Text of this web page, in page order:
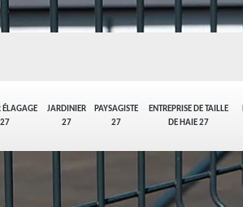
ÉLAGAGE
JARDINIER
27
PAYSAGISTE
27
ENTREPRISE DE TAILLE
DE HAIE 27